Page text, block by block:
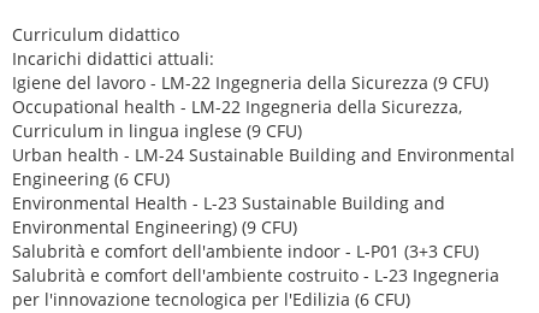
Curriculum didattico
Incarichi didattici attuali:
Igiene del lavoro - LM-22 Ingegneria della Sicurezza (9 CFU)
Occupational health - LM-22 Ingegneria della Sicurezza,
Curriculum in lingua inglese (9 CFU)
Urban health - LM-24 Sustainable Building and Environmental
Engineering (6 CFU)
Environmental Health - L-23 Sustainable Building and
Environmental Engineering) (9 CFU)
Salubrità e comfort dell'ambiente indoor - L-P01 (3+3 CFU)
Salubrità e comfort dell'ambiente costruito - L-23 Ingegneria
per l'innovazione tecnologica per l'Edilizia (6 CFU)